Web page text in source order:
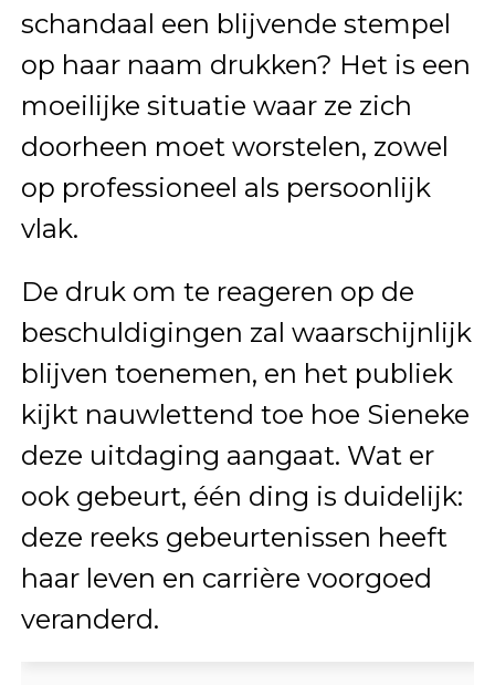
schandaal een blijvende stempel
op haar naam drukken? Het is een
moeilijke situatie waar ze zich
doorheen moet worstelen, zowel
op professioneel als persoonlijk
vlak.
De druk om te reageren op de
beschuldigingen zal waarschijnlijk
blijven toenemen, en het publiek
kijkt nauwlettend toe hoe Sieneke
deze uitdaging aangaat. Wat er
ook gebeurt, één ding is duidelijk:
deze reeks gebeurtenissen heeft
haar leven en carrière voorgoed
veranderd.